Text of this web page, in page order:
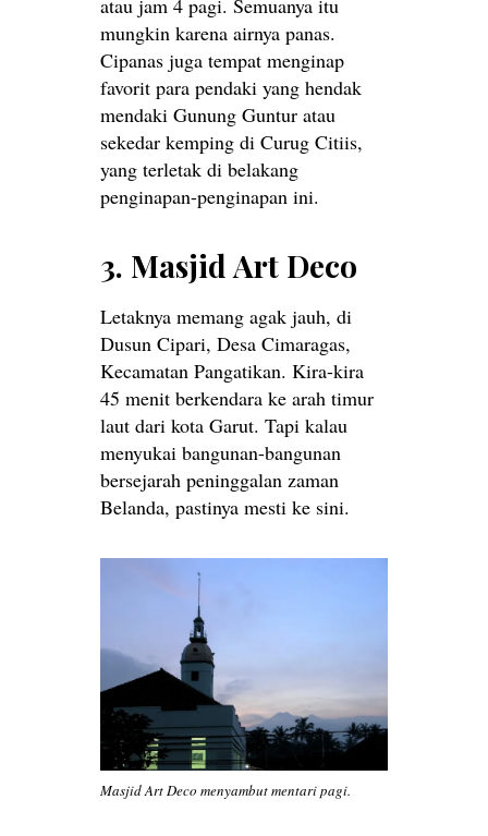
atau jam 4 pagi. Semuanya itu
mungkin karena airnya panas.
Cipanas juga tempat menginap
favorit para pendaki yang hendak
mendaki Gunung Guntur atau
sekedar kemping di Curug Citiis,
yang terletak di belakang
penginapan-penginapan ini.
3. Masjid Art Deco
Letaknya memang agak jauh, di
Dusun Cipari, Desa Cimaragas,
Kecamatan Pangatikan. Kira-kira
45 menit berkendara ke arah timur
laut dari kota Garut. Tapi kalau
menyukai bangunan-bangunan
bersejarah peninggalan zaman
Belanda, pastinya mesti ke sini.
Masjid Art Deco menyambut mentari pagi.